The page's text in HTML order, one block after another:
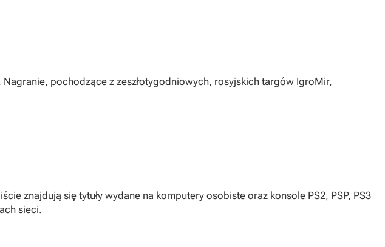
pochodzące z zeszłotygodniowych, rosyjskich targów IgroMir,
znajdują się tytuły wydane na komputery osobiste oraz konsole PS2, PSP, PS3
w 142 salonach sieci.